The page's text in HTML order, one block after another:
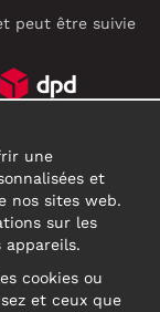
peut être suivie
une
et
nos sites web.
sur les
cookies ou
et ceux que